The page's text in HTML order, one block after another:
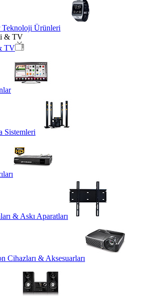
Ürünleri
TV
Sistemleri
& Askı Aparatları
Cihazları & Aksesuarları